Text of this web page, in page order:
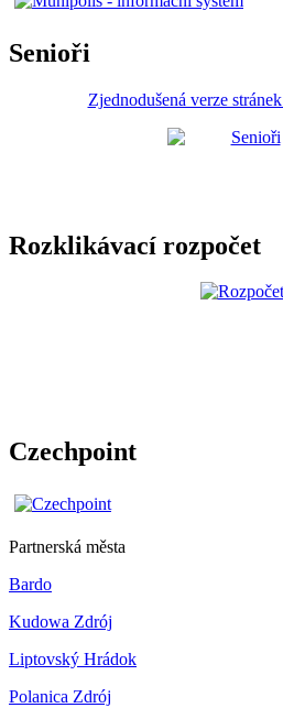
Senioři
Zjednodušená verze
Rozklikávací rozpočet
Czechpoint
Partnerská města
Bardo
Kudowa Zdrój
Liptovský Hrádok
Polanica Zdrój